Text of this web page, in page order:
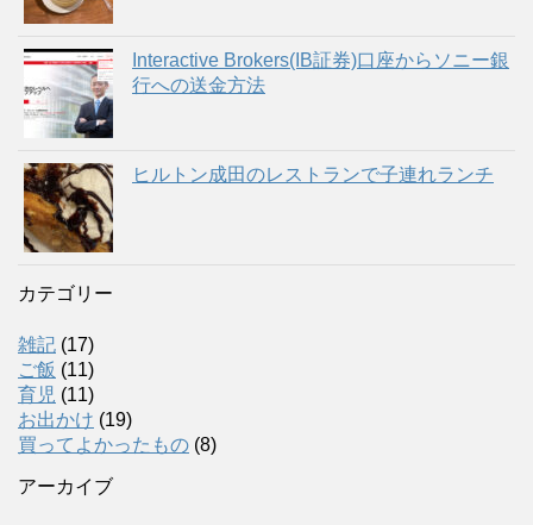
Interactive Brokers(IB証券)口座からソニー銀
行への送金方法
ヒルトン成田のレストランで子連れランチ
カテゴリー
雑記 (17)
ご飯 (11)
育児 (11)
お出かけ (19)
買ってよかったもの (8)
アーカイブ